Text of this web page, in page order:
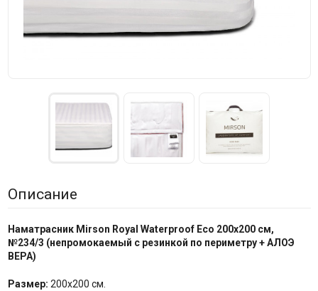
Описание
Наматрасник Mirson Royal Waterproof Eco 200x200 см,
№234/3 (непромокаемый с резинкой по периметру + АЛОЭ
ВЕРА)
Размер: 200x200 см.